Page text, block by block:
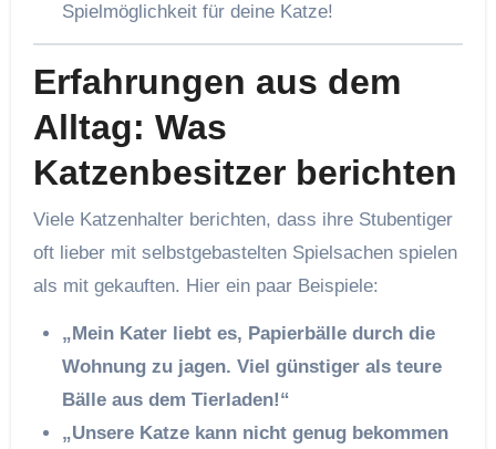
Spielmöglichkeit für deine Katze!
Erfahrungen aus dem
Alltag: Was
Katzenbesitzer berichten
Viele Katzenhalter berichten, dass ihre Stubentiger
oft lieber mit selbstgebastelten Spielsachen spielen
als mit gekauften. Hier ein paar Beispiele:
„Mein Kater liebt es, Papierbälle durch die
Wohnung zu jagen. Viel günstiger als teure
Bälle aus dem Tierladen!“
„Unsere Katze kann nicht genug bekommen